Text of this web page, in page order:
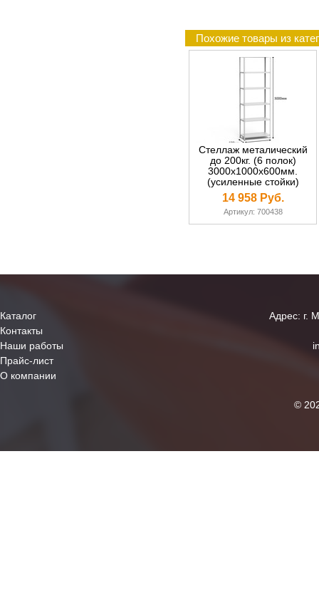
Похожие товары из
Стеллаж металический
до 200кг. (6 полок)
3000х1000х600мм.
(усиленные стойки)
14 958 Руб.
Артикул: 700438
Каталог
Контакты
Наши работы
Прайс-лист
О компании
Адрес: г.
©